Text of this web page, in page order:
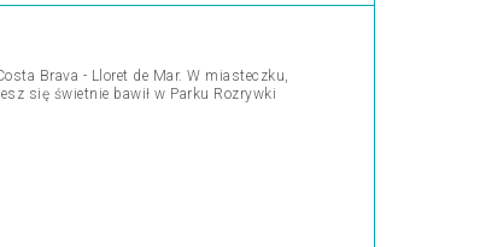
Brava - Lloret de Mar. W miasteczku,
się świetnie bawił w Parku Rozrywki